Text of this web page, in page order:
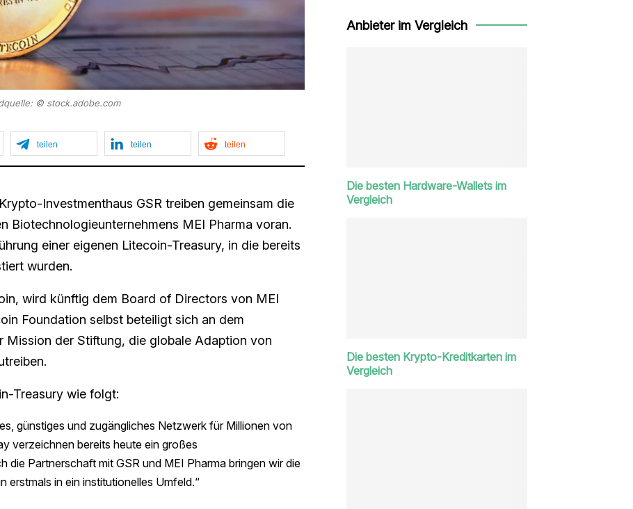
© stock.adobe.com
teilen teilen teilen
Investmenthaus GSR treiben gemeinsam die
Biotechnologieunternehmens MEI Pharma voran.
einer eigenen Litecoin-Treasury, in die bereits
wurden.
wird künftig dem Board of Directors von MEI
Foundation selbst beteiligt sich an dem
Mission der Stiftung, die globale Adaption von
Treasury wie folgt:
günstiges und zugängliches Netzwerk für Millionen von
verzeichnen bereits heute ein großes
die Partnerschaft mit GSR und MEI Pharma bringen wir die
erstmals in ein institutionelles Umfeld.“
Anbieter im Vergleich
Die besten Hardware-Wallets im
Vergleich
Die besten Krypto-Kreditkarten im
Vergleich